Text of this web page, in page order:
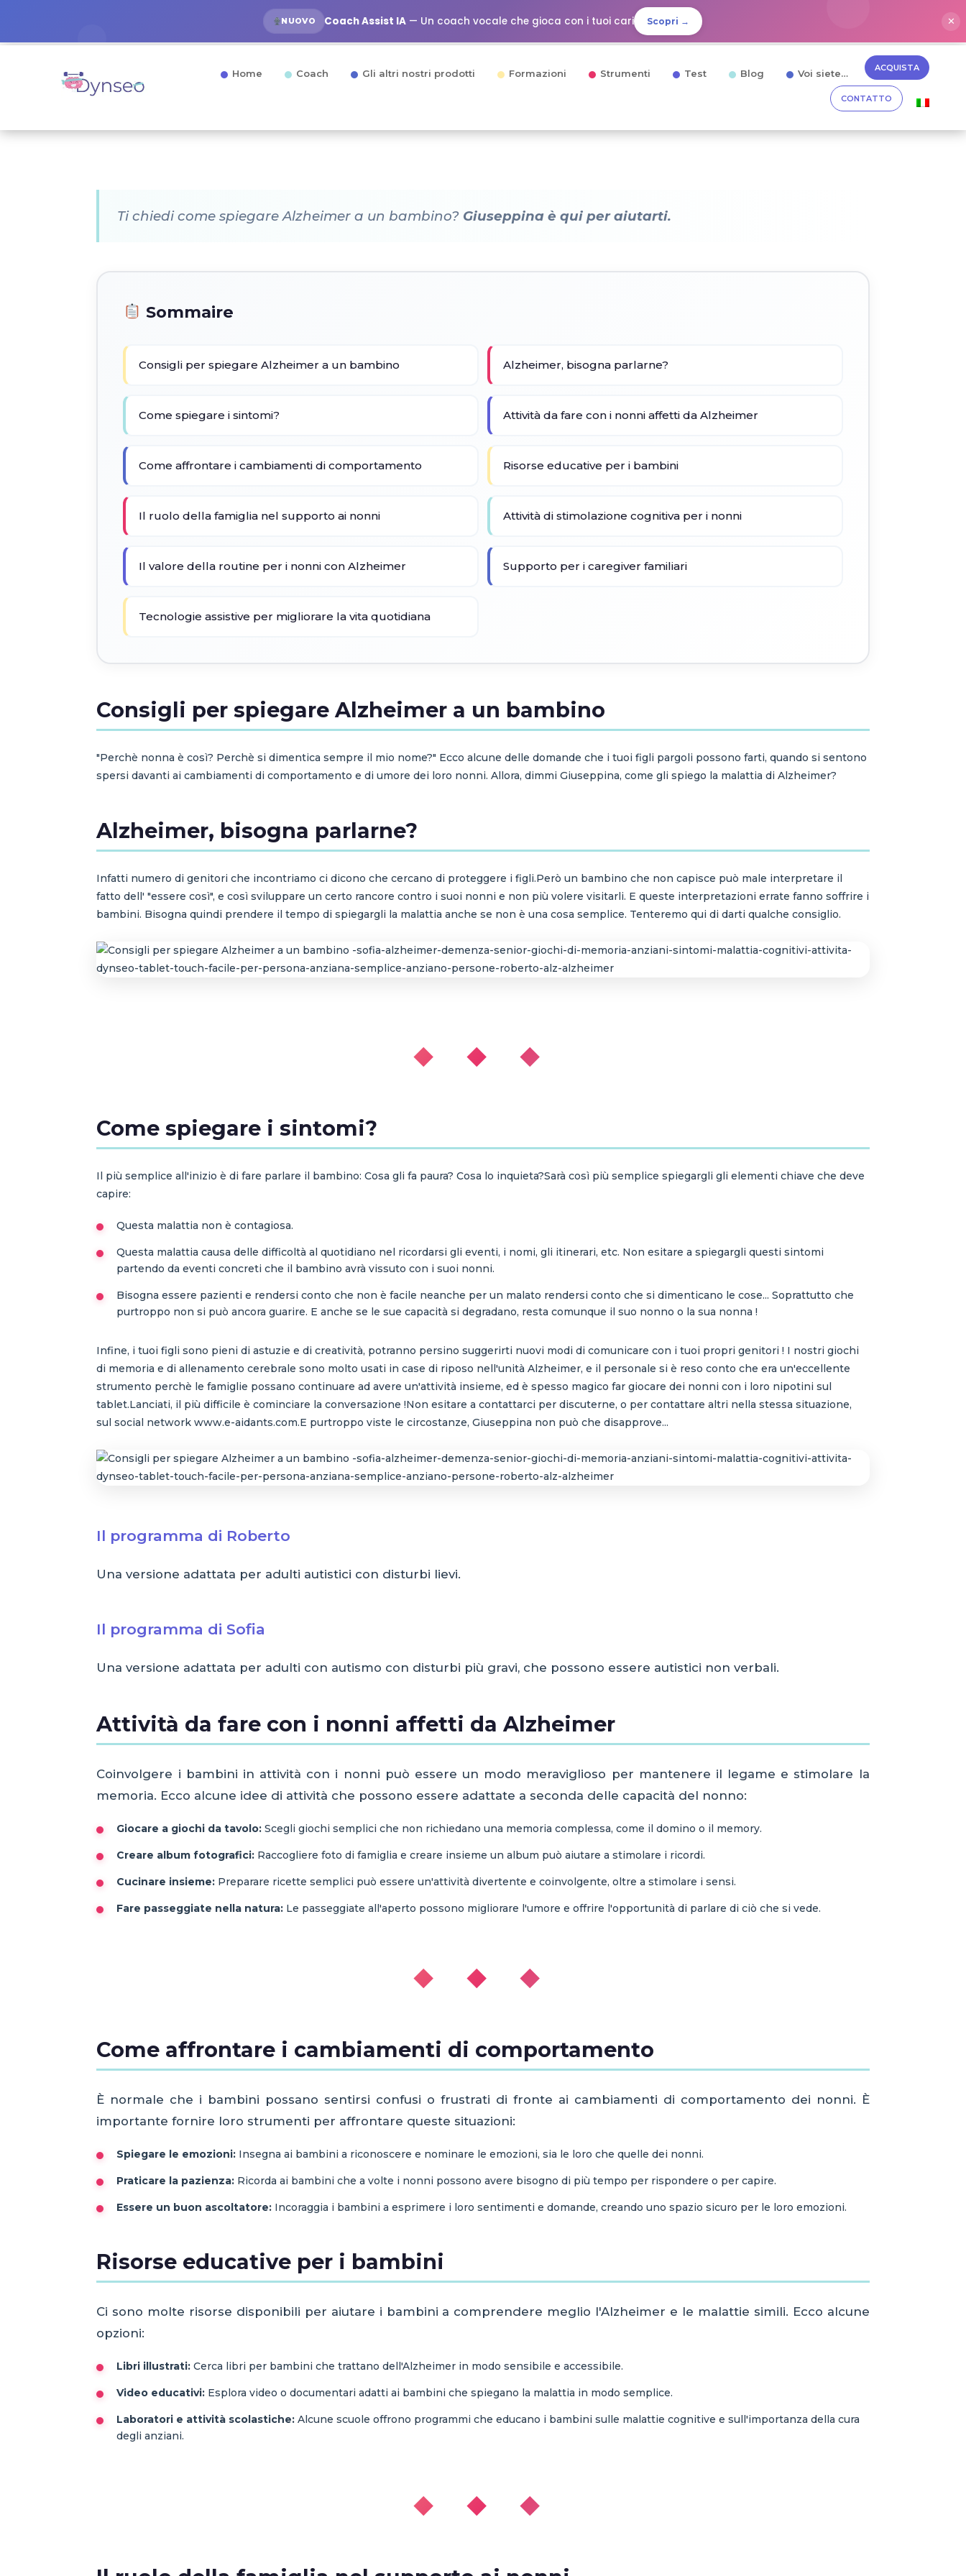
NUOVO Coach Assist IA — Un coach vocale che gioca con i tuoi cari Scopri → ✕
Home Coach Gli altri nostri prodotti Formazioni Strumenti Test Blog Voi siete… ACQUISTA
CONTATTO
Ti chiedi come spiegare Alzheimer a un bambino? Giuseppina è qui per aiutarti.
Sommaire
Consigli per spiegare Alzheimer a un bambino Alzheimer, bisogna parlarne?
Come spiegare i sintomi? Attività da fare con i nonni affetti da Alzheimer
Come affrontare i cambiamenti di comportamento Risorse educative per i bambini
Il ruolo della famiglia nel supporto ai nonni Attività di stimolazione cognitiva per i nonni
Il valore della routine per i nonni con Alzheimer Supporto per i caregiver familiari
Tecnologie assistive per migliorare la vita quotidiana
Consigli per spiegare Alzheimer a un bambino
"Perchè nonna è così? Perchè si dimentica sempre il mio nome?" Ecco alcune delle domande che i tuoi figli pargoli possono farti, quando si sentono
spersi davanti ai cambiamenti di comportamento e di umore dei loro nonni. Allora, dimmi Giuseppina, come gli spiego la malattia di Alzheimer?
Alzheimer, bisogna parlarne?
Infatti numero di genitori che incontriamo ci dicono che cercano di proteggere i figli.Però un bambino che non capisce può male interpretare il
fatto dell' "essere così", e così sviluppare un certo rancore contro i suoi nonni e non più volere visitarli. E queste interpretazioni errate fanno soffrire i
bambini. Bisogna quindi prendere il tempo di spiegargli la malattia anche se non è una cosa semplice. Tenteremo qui di darti qualche consiglio.
◆ ◆ ◆
Come spiegare i sintomi?
Il più semplice all'inizio è di fare parlare il bambino: Cosa gli fa paura? Cosa lo inquieta?Sarà così più semplice spiegargli gli elementi chiave che deve
capire:
Questa malattia non è contagiosa.
Questa malattia causa delle difficoltà al quotidiano nel ricordarsi gli eventi, i nomi, gli itinerari, etc. Non esitare a spiegargli questi sintomi
partendo da eventi concreti che il bambino avrà vissuto con i suoi nonni.
Bisogna essere pazienti e rendersi conto che non è facile neanche per un malato rendersi conto che si dimenticano le cose... Soprattutto che
purtroppo non si può ancora guarire. E anche se le sue capacità si degradano, resta comunque il suo nonno o la sua nonna !
Infine, i tuoi figli sono pieni di astuzie e di creatività, potranno persino suggerirti nuovi modi di comunicare con i tuoi propri genitori ! I nostri giochi
di memoria e di allenamento cerebrale sono molto usati in case di riposo nell'unità Alzheimer, e il personale si è reso conto che era un'eccellente
strumento perchè le famiglie possano continuare ad avere un'attività insieme, ed è spesso magico far giocare dei nonni con i loro nipotini sul
tablet.Lanciati, il più difficile è cominciare la conversazione !Non esitare a contattarci per discuterne, o per contattare altri nella stessa situazione,
sul social network www.e-aidants.com.E purtroppo viste le circostanze, Giuseppina non può che disapprove...
Il programma di Roberto
Una versione adattata per adulti autistici con disturbi lievi.
Il programma di Sofia
Una versione adattata per adulti con autismo con disturbi più gravi, che possono essere autistici non verbali.
Attività da fare con i nonni affetti da Alzheimer
Coinvolgere i bambini in attività con i nonni può essere un modo meraviglioso per mantenere il legame e stimolare la
memoria. Ecco alcune idee di attività che possono essere adattate a seconda delle capacità del nonno:
Giocare a giochi da tavolo: Scegli giochi semplici che non richiedano una memoria complessa, come il domino o il memory.
Creare album fotografici: Raccogliere foto di famiglia e creare insieme un album può aiutare a stimolare i ricordi.
Cucinare insieme: Preparare ricette semplici può essere un'attività divertente e coinvolgente, oltre a stimolare i sensi.
Fare passeggiate nella natura: Le passeggiate all'aperto possono migliorare l'umore e offrire l'opportunità di parlare di ciò che si vede.
◆ ◆ ◆
Come affrontare i cambiamenti di comportamento
È normale che i bambini possano sentirsi confusi o frustrati di fronte ai cambiamenti di comportamento dei nonni. È
importante fornire loro strumenti per affrontare queste situazioni:
Spiegare le emozioni: Insegna ai bambini a riconoscere e nominare le emozioni, sia le loro che quelle dei nonni.
Praticare la pazienza: Ricorda ai bambini che a volte i nonni possono avere bisogno di più tempo per rispondere o per capire.
Essere un buon ascoltatore: Incoraggia i bambini a esprimere i loro sentimenti e domande, creando uno spazio sicuro per le loro emozioni.
Risorse educative per i bambini
Ci sono molte risorse disponibili per aiutare i bambini a comprendere meglio l'Alzheimer e le malattie simili. Ecco alcune
opzioni:
Libri illustrati: Cerca libri per bambini che trattano dell'Alzheimer in modo sensibile e accessibile.
Video educativi: Esplora video o documentari adatti ai bambini che spiegano la malattia in modo semplice.
Laboratori e attività scolastiche: Alcune scuole offrono programmi che educano i bambini sulle malattie cognitive e sull'importanza della cura
degli anziani.
◆ ◆ ◆